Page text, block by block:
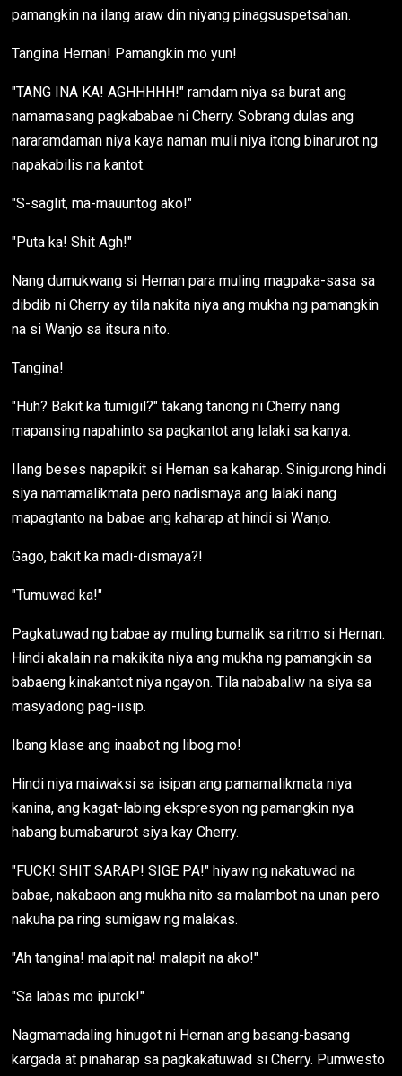
pamangkin na ilang araw din niyang pinagsuspetsahan.
Tangina Hernan! Pamangkin mo yun!
"TANG INA KA! AGHHHHH!" ramdam niya sa burat ang
namamasang pagkababae ni Cherry. Sobrang dulas ang
nararamdaman niya kaya naman muli niya itong binarurot ng
napakabilis na kantot.
"S-saglit, ma-mauuntog ako!"
"Puta ka! Shit Agh!"
Nang dumukwang si Hernan para muling magpaka-sasa sa
dibdib ni Cherry ay tila nakita niya ang mukha ng pamangkin
na si Wanjo sa itsura nito.
Tangina!
"Huh? Bakit ka tumigil?" takang tanong ni Cherry nang
mapansing napahinto sa pagkantot ang lalaki sa kanya.
Ilang beses napapikit si Hernan sa kaharap. Sinigurong hindi
siya namamalikmata pero nadismaya ang lalaki nang
mapagtanto na babae ang kaharap at hindi si Wanjo.
Gago, bakit ka madi-dismaya?!
"Tumuwad ka!"
Pagkatuwad ng babae ay muling bumalik sa ritmo si Hernan.
Hindi akalain na makikita niya ang mukha ng pamangkin sa
babaeng kinakantot niya ngayon. Tila nababaliw na siya sa
masyadong pag-iisip.
Ibang klase ang inaabot ng libog mo!
Hindi niya maiwaksi sa isipan ang pamamalikmata niya
kanina, ang kagat-labing ekspresyon ng pamangkin nya
habang bumabarurot siya kay Cherry.
"FUCK! SHIT SARAP! SIGE PA!" hiyaw ng nakatuwad na
babae, nakabaon ang mukha nito sa malambot na unan pero
nakuha pa ring sumigaw ng malakas.
"Ah tangina! malapit na! malapit na ako!"
"Sa labas mo iputok!"
Nagmamadaling hinugot ni Hernan ang basang-basang
kargada at pinaharap sa pagkakatuwad si Cherry. Pumwesto